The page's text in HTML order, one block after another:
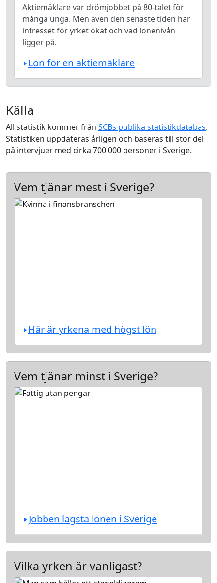
Aktiemäklare var drömjobbet på 80-talet för
många unga. Men även den senaste tiden har
intresset för yrket ökat och vad lönenivån
ligger på.
Lön för en aktiemäklare
Källa
All statistik kommer från SCBs publika statistikdatabas.
Statistiken uppdateras årligen och baseras till stor del
på intervjuer med cirka 700 000 personer i Sverige.
Vem tjänar mest i Sverige?
Här är yrkena med högst lön
Vem tjänar minst i Sverige?
Jobben lägsta lönen i Sverige
Vilka yrken är vanligast?